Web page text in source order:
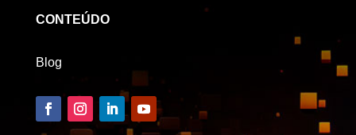
CONTEÚDO
Blog